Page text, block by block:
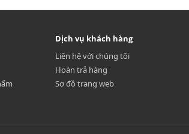
Dịch vụ khách hàng
Liên hệ với chúng tôi
Hoàn trả hàng
Sơ đồ trang web